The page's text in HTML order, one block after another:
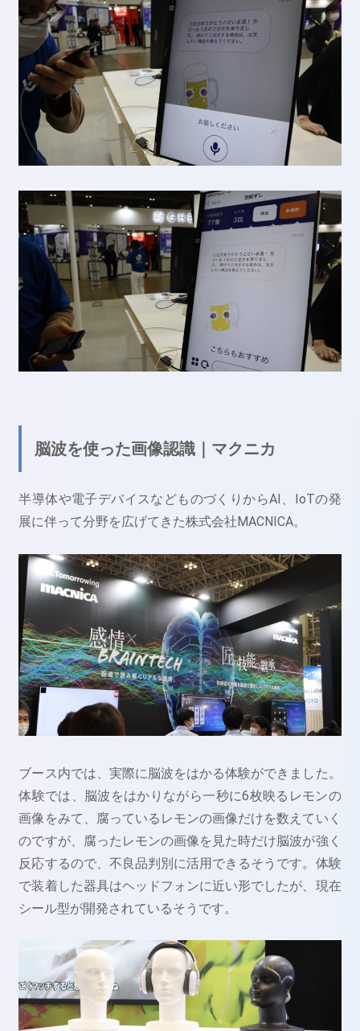
脳波を使った画像認識｜マクニカ
半導体や電子デバイスなどものづくりからAI、IoTの発
展に伴って分野を広げてきた株式会社MACNICA。
ブース内では、実際に脳波をはかる体験ができました。
体験では、脳波をはかりながら一秒に6枚映るレモンの
画像をみて、腐っているレモンの画像だけを数えていく
のですが、腐ったレモンの画像を見た時だけ脳波が強く
反応するので、不良品判別に活用できるそうです。体験
で装着した器具はヘッドフォンに近い形でしたが、現在
シール型が開発されているそうです。